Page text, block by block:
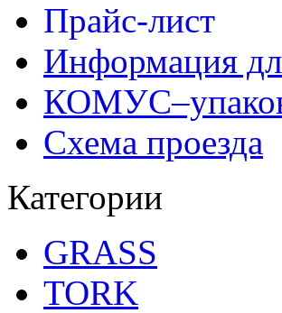
Прайс-лист
Информация
Схема проезда
Категории
GRASS
TORK